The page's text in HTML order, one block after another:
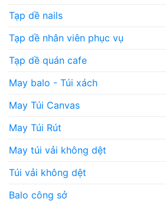
Tạp dề nails
Tạp dề nhân viên phục vụ
Tạp dề quán cafe
May balo - Túi xách
May Túi Canvas
May Túi Rút
May túi vải không dệt
Túi vải không dệt
Balo công sở